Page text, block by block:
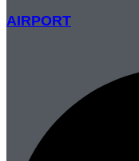
AIRPORT